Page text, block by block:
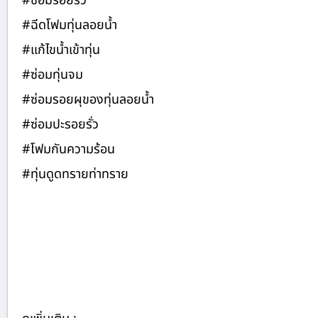
#ฉีดโฟมทุ่นลอยน้ำ
#แก้ไขน้ำเข้าทุ่น
#ซ่อมทุ่นจม
#ซ่อมรอยผุของทุ่นลอยน้ำ
#ซ่อมปะรอยรั่ว
#โฟมกันความร้อน
#ทุ่นดูดทรายท่าทราย